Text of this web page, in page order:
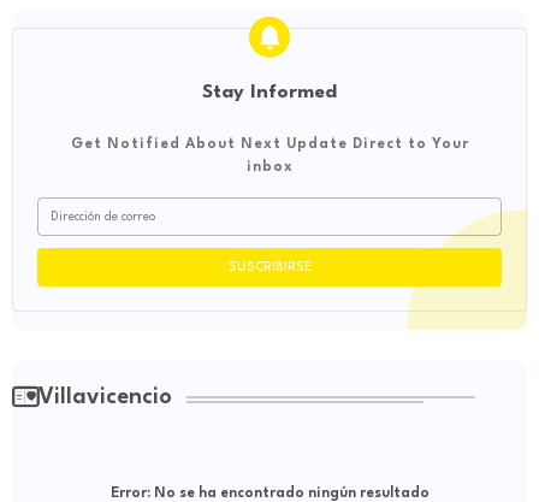
Stay Informed
Get Notified About Next Update Direct to Your
inbox
Villavicencio
Error:No se ha encontrado ningún resultado